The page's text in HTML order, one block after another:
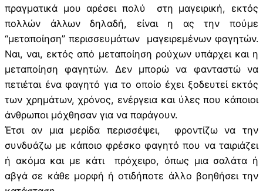
πραγματικά μου αρέσει πολύ στη μαγειρική, εκτός
πολλών άλλων δηλαδή, είναι η ας την πούμε
“μεταποίηση” περισσευμάτων μαγειρεμένων φαγητών.
Ναι, ναι, εκτός από μεταποίηση ρούχων υπάρχει και η
μεταποίηση φαγητών. Δεν μπορώ να φανταστώ να
πετιέται ένα φαγητό για το οποίο έχει ξοδευτεί εκτός
των χρημάτων, χρόνος, ενέργεια και ύλες που κάποιοι
άνθρωποι μόχθησαν για να παράγουν.
Έτσι αν μια μερίδα περισσέψει, φροντίζω να την
συνδυάζω με κάποιο φρέσκο φαγητό που να ταιριάζει
ή ακόμα και με κάτι πρόχειρο, όπως μια σαλάτα ή
αβγά σε κάθε μορφή ή οτιδήποτε άλλο βοηθήσει την